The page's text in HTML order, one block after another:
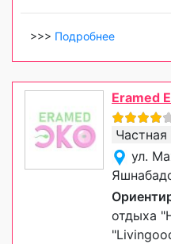
>>> Подробнее
Eramed
Частная
ул.
отдыха